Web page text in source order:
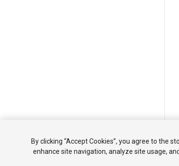
By clicking “Accept Cookies”, you agree to the
enhance site navigation, analyze site usage,